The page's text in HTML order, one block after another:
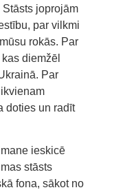
joprojām
par vilkmi
rokās. Par
diemžēl
Par
doties un radīt
ieskicē
stāsts
fona, sākot no